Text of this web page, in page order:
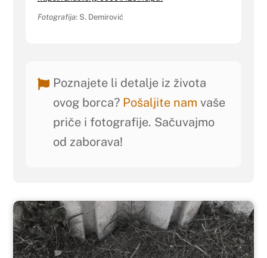
Fotografija: S. Demirović
Poznajete li detalje iz života
ovog borca? Pošaljite nam vaše
priče i fotografije. Sačuvajmo
od zaborava!